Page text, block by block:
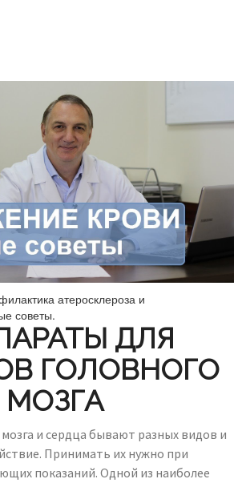
атеросклероза и
советы.
ДЛЯ
ГОЛОВНОГО
МОЗГА
мозга и сердца бывают разных видов и
Принимать их нужно при
показаний. Одной из наиболее